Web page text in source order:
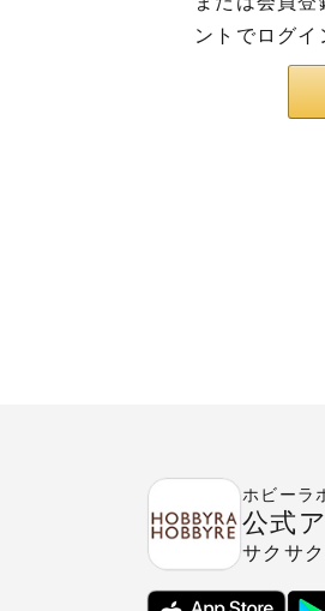
ントでログイ
ホビーラ
公式
サクサ